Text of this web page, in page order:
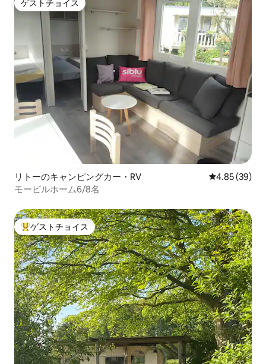
ゲストチョイス
ゲストチョイス
リトーのキャンピングカー・RV レビュー39
4.85 (39)
モービルホーム6/8名
大好評のゲストチョイスです。
ゲストチョイス